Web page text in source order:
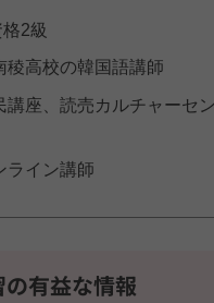
2級
稜高校の韓国語講師
講座、読売カルチャーセ
ライン講師
有益な情報